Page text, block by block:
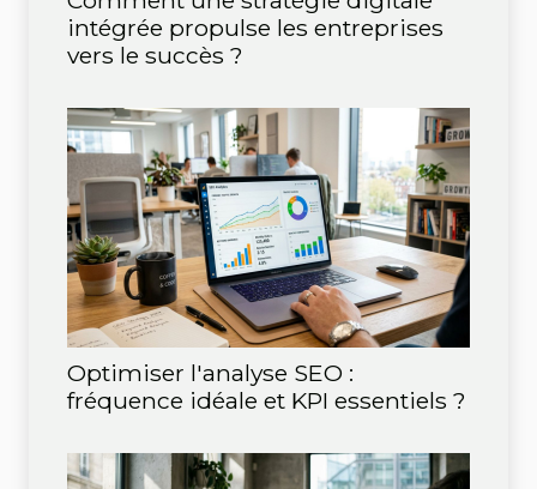
intégrée propulse les entreprises
vers le succès ?
Optimiser l'analyse SEO :
fréquence idéale et KPI essentiels ?